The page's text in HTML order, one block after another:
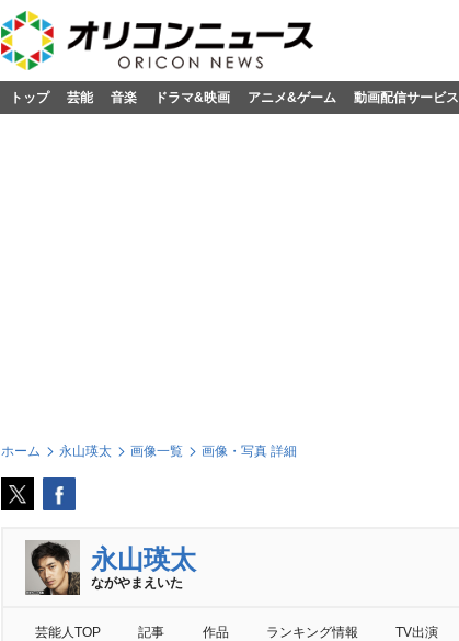
トップ 芸能 音楽 ドラマ&映画 アニメ&ゲーム 動画配信サービス
ホーム 永山瑛太 画像一覧 画像・写真 詳細
永山瑛太
ながやまえいた
芸能人TOP 記事 作品 ランキング情報 TV出演